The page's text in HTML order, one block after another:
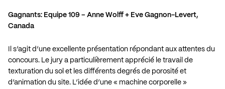
Gagnants: Equipe 109 – Anne Wolff + Eve Gagnon-Levert,
Canada
Il s’agit d’une excellente présentation répondant aux attentes du
concours. Le jury a particulièrement apprécié le travail de
texturation du sol et les différents degrés de porosité et
d’animation du site. L’idée d’une « machine corporelle »